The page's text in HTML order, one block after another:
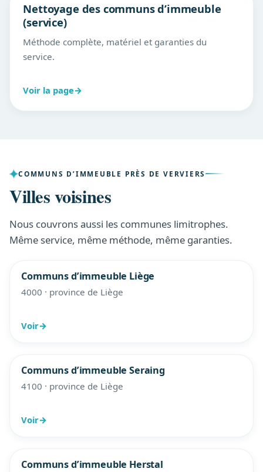
Nettoyage des communs d’immeuble
(service)
Méthode complète, matériel et garanties du
service.
Voir la page→
COMMUNS D’IMMEUBLE PRÈS DE VERVIERS
Villes voisines
Nous couvrons aussi les communes limitrophes.
Même service, même méthode, même garanties.
Communs d’immeuble Liège
4000 · province de Liège
Voir→
Communs d’immeuble Seraing
4100 · province de Liège
Voir→
Communs d’immeuble Herstal